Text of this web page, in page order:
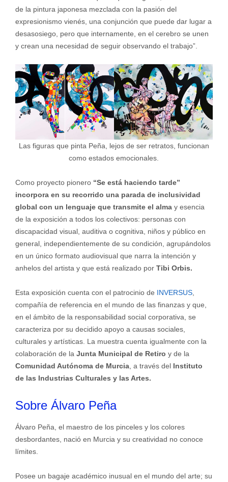
de la pintura japonesa mezclada con la pasión del
expresionismo vienés, una conjunción que puede dar lugar a
desasosiego, pero que internamente, en el cerebro se unen
y crean una necesidad de seguir observando el trabajo”.
Las figuras que pinta Peña, lejos de ser retratos, funcionan
como estados emocionales.
Como proyecto pionero “Se está haciendo tarde”
incorpora en su recorrido una parada de inclusividad
global con un lenguaje que transmite el almay esencia
de la exposición a todos los colectivos: personas con
discapacidad visual, auditiva o cognitiva, niños y público en
general, independientemente de su condición, agrupándolos
en un único formato audiovisual que narra la intención y
anhelos del artista y que está realizado por Tibi Orbis.
Esta exposición cuenta con el patrocinio de INVERSUS,
compañía de referencia en el mundo de las finanzas y que,
en el ámbito de la responsabilidad social corporativa, se
caracteriza por su decidido apoyo a causas sociales,
culturales y artísticas. La muestra cuenta igualmente con la
colaboración de la Junta Municipal de Retiro y de la
Comunidad Autónoma de Murcia, a través del Instituto
de las Industrias Culturales y las Artes.
Sobre Álvaro Peña
Álvaro Peña, el maestro de los pinceles y los colores
desbordantes, nació en Murcia y su creatividad no conoce
límites.
Posee un bagaje académico inusual en el mundo del arte; su